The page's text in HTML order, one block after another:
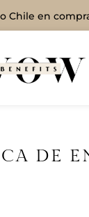
Chile en
DE